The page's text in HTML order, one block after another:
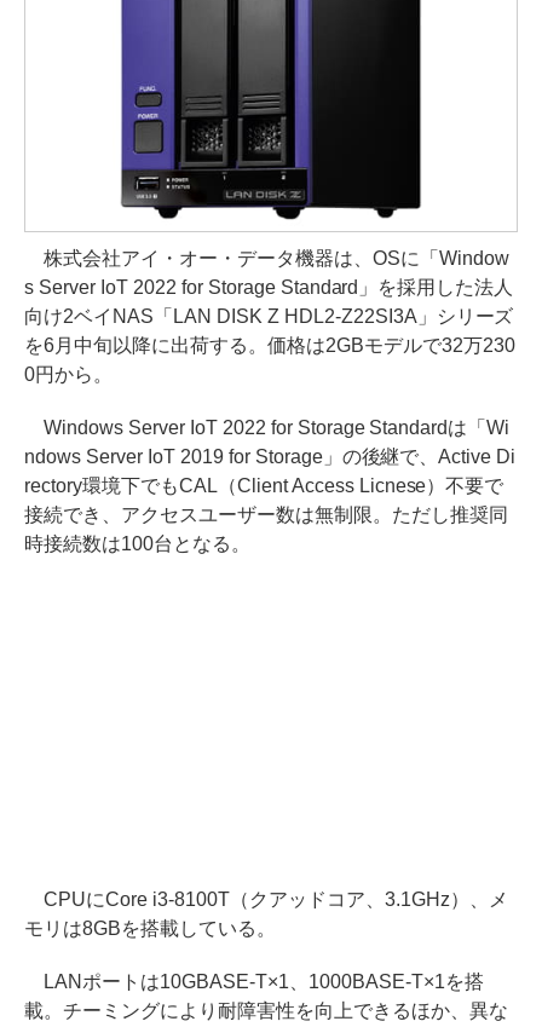
株式会社アイ・オー・データ機器は、OSに「Window
s Server IoT 2022 for Storage Standard」を採用した法人
向け2ベイNAS「LAN DISK Z HDL2-Z22SI3A」シリーズ
を6月中旬以降に出荷する。価格は2GBモデルで32万230
0円から。
Windows Server IoT 2022 for Storage Standardは「Wi
ndows Server IoT 2019 for Storage」の後継で、Active Di
rectory環境下でもCAL（Client Access Licnese）不要で
接続でき、アクセスユーザー数は無制限。ただし推奨同
時接続数は100台となる。
CPUにCore i3-8100T（クアッドコア、3.1GHz）、メ
モリは8GBを搭載している。
LANポートは10GBASE-T×1、1000BASE-T×1を搭
載。チーミングにより耐障害性を向上できるほか、異な